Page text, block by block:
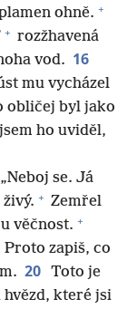
ohně. +
+ rozžhavená
vod. 16
mu vycházel
obličej byl jako
ho uviděl,
se. Já
+ Zemřel
věčnost. +
Proto zapiš, co
20 Toto je
hvězd, které jsi